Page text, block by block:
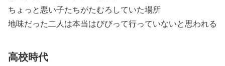
ちょっと悪い子たちがたむろしていた場所
地味だった二人は本当はびびって行っていないと思われる
高校時代